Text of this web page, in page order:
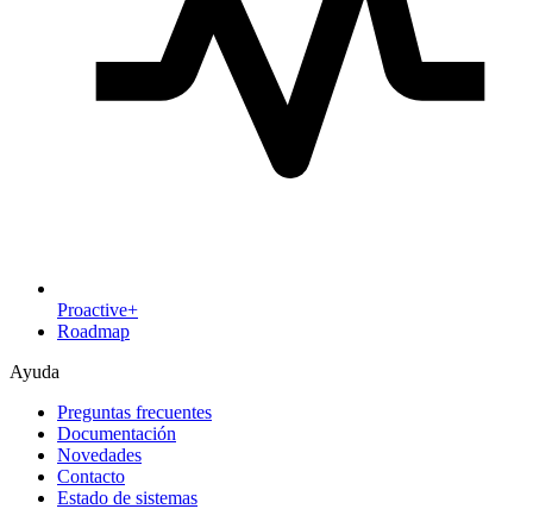
Proactive+
Roadmap
Ayuda
Preguntas frecuentes
Documentación
Novedades
Contacto
Estado de sistemas